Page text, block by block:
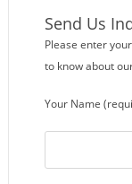
Send Us
Please enter
to know about
Your Name